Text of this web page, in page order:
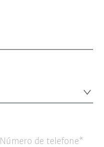
Número de telefone